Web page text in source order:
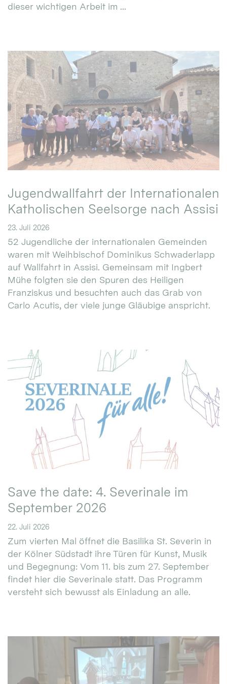
dieser wichtigen Arbeit im ...
Jugendwallfahrt der Internationalen
Katholischen Seelsorge nach Assisi
23. Juli 2026
52 Jugendliche der internationalen Gemeinden
waren mit Weihbischof Dominikus Schwaderlapp
auf Wallfahrt in Assisi. Gemeinsam mit Ingbert
Mühe folgten sie den Spuren des Heiligen
Franziskus und besuchten auch das Grab von
Carlo Acutis, der viele junge Gläubige anspricht.
Save the date: 4. Severinale im
September 2026
22. Juli 2026
Zum vierten Mal öffnet die Basilika St. Severin in
der Kölner Südstadt ihre Türen für Kunst, Musik
und Begegnung: Vom 11. bis zum 27. September
findet hier die Severinale statt. Das Programm
versteht sich bewusst als Einladung an alle.